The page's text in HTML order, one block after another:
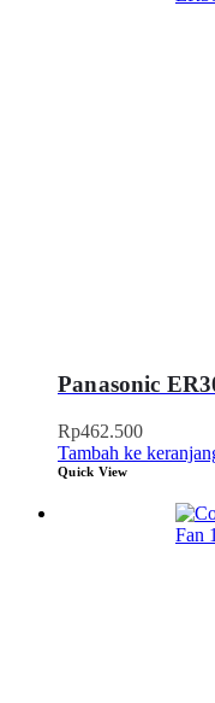
Panasonic
Rp462.500
Tambah ke
Quick View